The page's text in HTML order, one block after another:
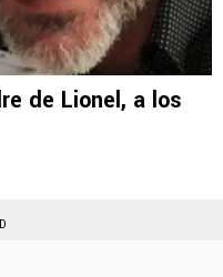
de Lionel, a los